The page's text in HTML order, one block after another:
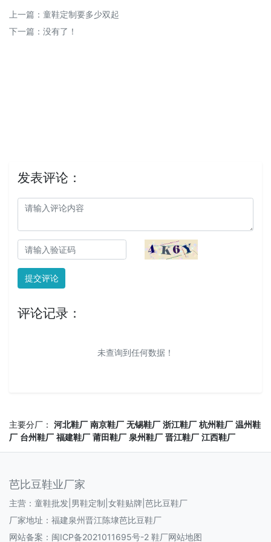
上一篇： 童鞋定制要多少双起
下一篇：没有了！
发表评论：
提交评论
评论记录：
未查询到任何数据！
主要分厂： 河北鞋厂 南京鞋厂 无锡鞋厂 浙江鞋厂 杭州鞋厂 温州鞋
厂 台州鞋厂 福建鞋厂 莆田鞋厂 泉州鞋厂 晋江鞋厂 江西鞋厂
芭比豆鞋业厂家
主营：童鞋批发|男鞋定制|女鞋贴牌|芭比豆鞋厂
厂家地址：福建泉州晋江陈埭芭比豆鞋厂
网站备案： 闽ICP备2021011695号-2 鞋厂网站地图